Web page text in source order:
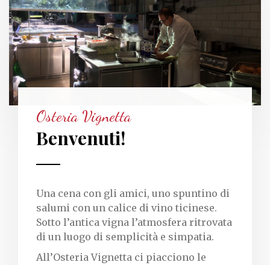
Osteria Vignetta
Benvenuti!
Una cena con gli amici, uno spuntino di
salumi con un calice di vino ticinese.
Sotto l’antica vigna l’atmosfera ritrovata
di un luogo di semplicità e simpatia.
All’Osteria Vignetta ci piacciono le